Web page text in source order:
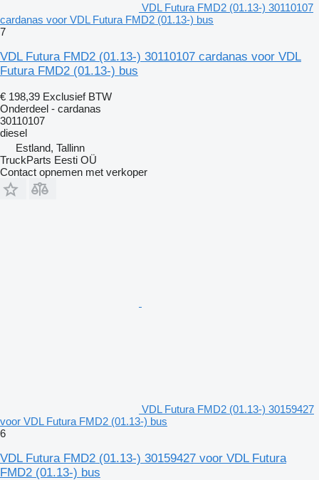
VDL Futura FMD2 (01.13-) 30110107
cardanas voor VDL Futura FMD2 (01.13-) bus
7
VDL Futura FMD2 (01.13-) 30110107 cardanas voor VDL
Futura FMD2 (01.13-) bus
€ 198,39 Exclusief BTW
Onderdeel - cardanas
30110107
diesel
Estland, Tallinn
TruckParts Eesti OÜ
Contact opnemen met verkoper
VDL Futura FMD2 (01.13-) 30159427
voor VDL Futura FMD2 (01.13-) bus
6
VDL Futura FMD2 (01.13-) 30159427 voor VDL Futura
FMD2 (01.13-) bus